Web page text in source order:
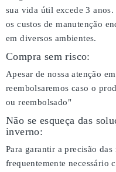
sua vida útil excede 3
os custos de manutenção
em diversos ambientes.
Compra sem risco:
Apesar de nossa atenção
reembolsaremos caso o
ou reembolsado"
Não se esqueça das
inverno:
Para garantir a precisão das
frequentemente necessário